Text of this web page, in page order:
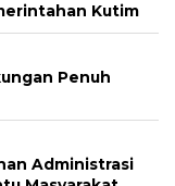
Kutim
Penuh
Administrasi